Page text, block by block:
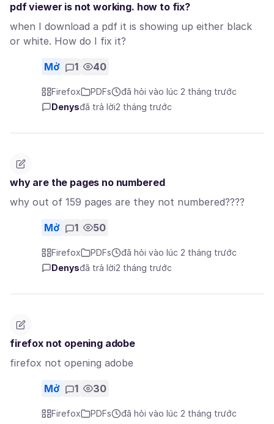
pdf viewer is not working. how to fix?
when I download a pdf it is showing up either black
or white. How do I fix it?
Mở 1 40
Firefox PDFs
đã hỏi vào lúc 2 tháng trước
Denysđã trả lời2 tháng trước
why are the pages no numbered
why out of 159 pages are they not numbered????
Mở 1 50
Firefox PDFs
đã hỏi vào lúc 2 tháng trước
Denysđã trả lời2 tháng trước
firefox not opening adobe
firefox not opening adobe
Mở 1 30
Firefox PDFs
đã hỏi vào lúc 2 tháng trước